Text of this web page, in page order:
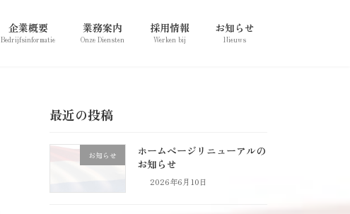
企業概要
Bedrijfsinformatie
業務案内
Onze Diensten
採用情報
Werken bij
お知らせ
Nieuws
最近の投稿
お知らせ
ホームページリニューアルの
お知らせ
2026年6月10日